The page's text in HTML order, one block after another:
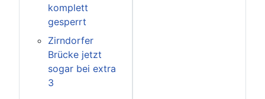
komplett
gesperrt
Zirndorfer
Brücke jetzt
sogar bei extra
3